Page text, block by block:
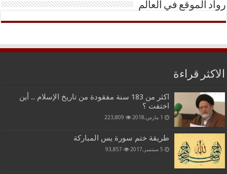
رواد الموقع في العالم
الاكثر قراءة
اكثر من 183 سنة مفقودة من تاريخ الإسلام .. أين
اختفت ؟
1 مارس,2018 223,809
طريقة ختم سورة يس المباركة
5 سبتمبر,2017 93,857